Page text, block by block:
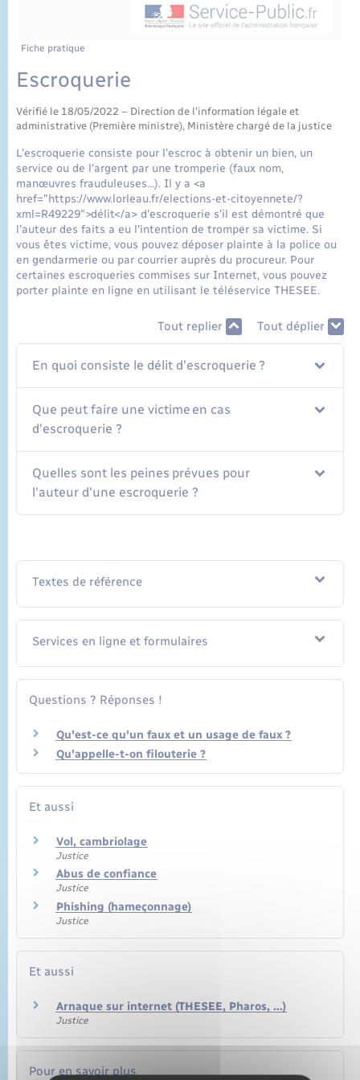
Fiche pratique
Escroquerie
Vérifié le 18/05/2022 – Direction de l'information légale et
administrative (Première ministre), Ministère chargé de la justice
L'escroquerie consiste pour l'escroc à obtenir un bien, un
service ou de l'argent par une tromperie (faux nom,
manœuvres frauduleuses…). Il y a <a
href="https://www.lorleau.fr/elections-et-citoyennete/?
xml=R49229">délit</a> d'escroquerie s'il est démontré que
l'auteur des faits a eu l'intention de tromper sa victime. Si
vous êtes victime, vous pouvez déposer plainte à la police ou
en gendarmerie ou par courrier auprès du procureur. Pour
certaines escroqueries commises sur Internet, vous pouvez
porter plainte en ligne en utilisant le téléservice THESEE.
Tout replier Tout déplier
En quoi consiste le délit d'escroquerie ?
Que peut faire une victime en cas
d'escroquerie ?
Quelles sont les peines prévues pour
l'auteur d'une escroquerie ?
Textes de référence
Services en ligne et formulaires
Questions ? Réponses !
Qu'est-ce qu'un faux et un usage de faux ?
Qu'appelle-t-on filouterie ?
Et aussi
Vol, cambriolage
Justice
Abus de confiance
Justice
Phishing (hameçonnage)
Justice
Et aussi
Arnaque sur internet (THESEE, Pharos, …)
Justice
Pour en savoir plus